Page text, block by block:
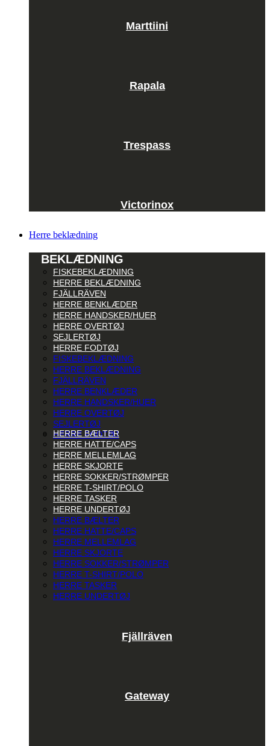
Marttiini
Rapala
Trespass
Victorinox
Herre beklædning
BEKLÆDNING
FISKEBEKLÆDNING
HERRE BEKLÆDNING
FJÄLLRÄVEN
HERRE BENKLÆDER
HERRE HANDSKER/HUER
HERRE OVERTØJ
SEJLERTØJ
HERRE FODTØJ
FISKEBEKLÆDNING
HERRE BEKLÆDNING
FJÄLLRÄVEN
HERRE BENKLÆDER
HERRE HANDSKER/HUER
HERRE OVERTØJ
SEJLERTØJ
HERRE FODTØJ
HERRE BÆLTER
HERRE HATTE/CAPS
HERRE MELLEMLAG
HERRE SKJORTE
HERRE SOKKER/STRØMPER
HERRE T-SHIRT/POLO
HERRE TASKER
HERRE UNDERTØJ
HERRE BÆLTER
HERRE HATTE/CAPS
HERRE MELLEMLAG
HERRE SKJORTE
HERRE SOKKER/STRØMPER
HERRE T-SHIRT/POLO
HERRE TASKER
HERRE UNDERTØJ
Fjällräven
Gateway